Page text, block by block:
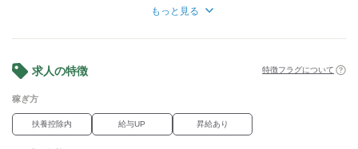
■屋内原則禁煙（屋外喫煙）
もっと見る
求人の特徴 特徴フラグについて
稼ぎ方
扶養控除内 給与UP 昇給あり